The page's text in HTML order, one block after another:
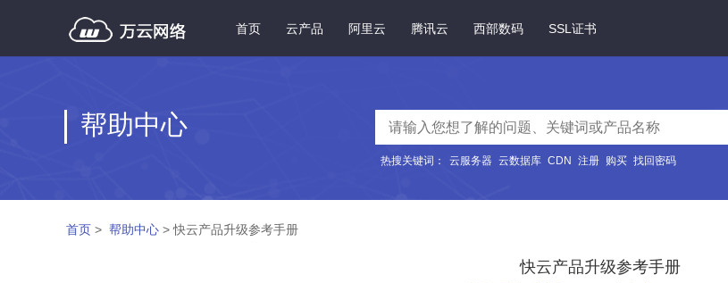
首页 云产品 阿里云 腾讯云 西部数码 SSL证书
帮助中心
热搜关键词： 云服务器 云数据库 CDN 注册 购买 找回密码
首页 > 帮助中心 > 快云产品升级参考手册
快云产品升级参考手册